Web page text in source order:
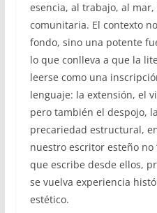
esencia, al trabajo, al
comunitaria. El contexto
fondo, sino una potente
lo que conlleva a que la
leerse como una
lenguaje: la extensión, el
pero también el despojo,
precariedad estructural,
nuestro escritor esteño no
que escribe desde ellos,
se vuelva experiencia
estético.